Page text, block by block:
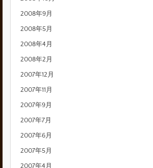
2008年9月
2008年5月
2008年4月
2008年2月
2007年12月
2007年11月
2007年9月
2007年7月
2007年6月
2007年5月
2007年4月